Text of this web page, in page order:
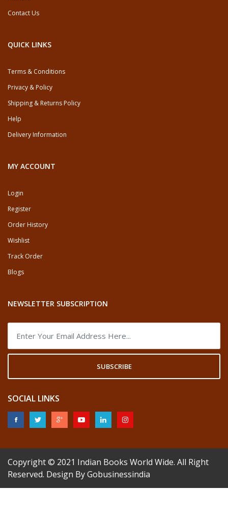
Contact Us
QUICK LINKS
Terms & Conditions
Privacy & Policy
Shipping & Returns Policy
Help
Delivery Information
MY ACCOUNT
Login
Register
Order History
Wishlist
Track Order
Blogs
NEWSLETTER SUBSCRIPTION
SUBSCRIBE
SOCIAL LINKS
Copyright © 2021 Indian Books World Wide. All Right
Reserved. Design ByGobusinessindia